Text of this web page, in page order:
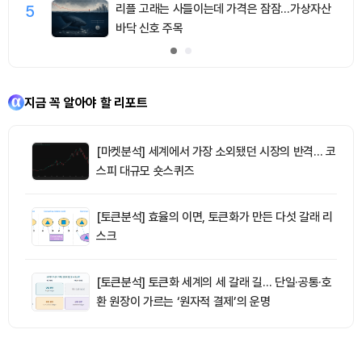
5
리플 고래는 사들이는데 가격은 잠잠…가상자산
바닥 신호 주목
지금 꼭 알아야 할 리포트
[마켓분석] 세계에서 가장 소외됐던 시장의 반격… 코
스피 대규모 숏스퀴즈
[토큰분석] 효율의 이면, 토큰화가 만든 다섯 갈래 리
스크
[토큰분석] 토큰화 세계의 세 갈래 길… 단일·공통·호
환 원장이 가르는 ‘원자적 결제’의 운명